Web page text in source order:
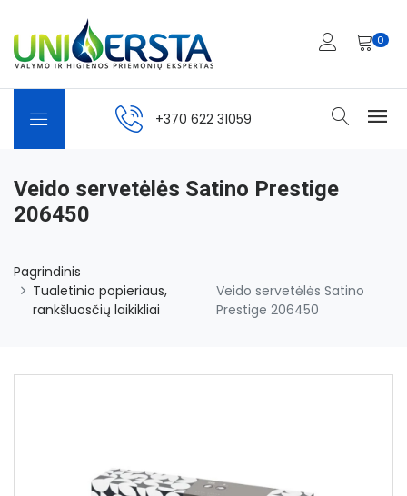
0
+370 622 31059
Veido servetėlės Satino Prestige
206450
Pagrindinis
Tualetinio popieriaus,
rankšluosčių laikikliai
Veido servetėlės Satino
Prestige 206450